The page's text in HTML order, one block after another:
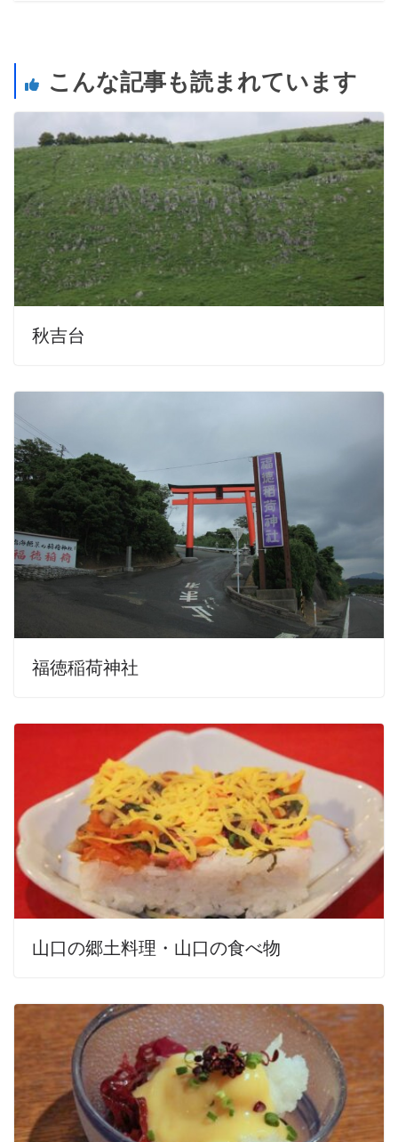
こんな記事も読まれています
秋吉台
福徳稲荷神社
山口の郷土料理・山口の食べ物